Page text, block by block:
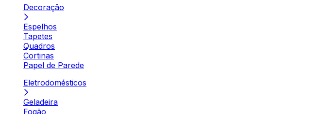
Decoração
Espelhos
Tapetes
Quadros
Cortinas
Papel de Parede
Eletrodomésticos
Geladeira
Fogão